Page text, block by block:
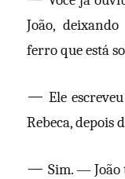
João,
ferro que está
—Ele
Rebeca, depois
— Sim. — João